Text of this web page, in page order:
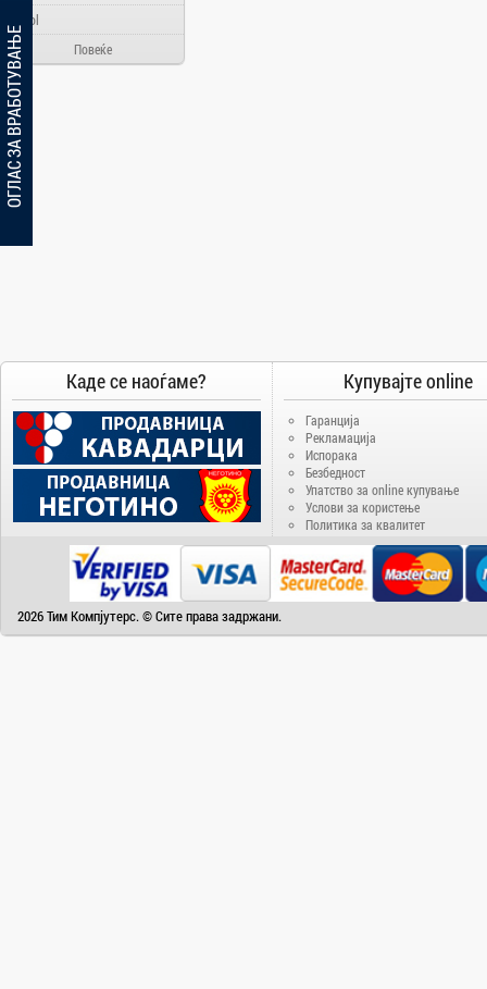
Ainol
Alcatel
Allview
Aloha Day
AMD
AOC
Apache
Blackview
Bosch
Broadlink
Brother
Camry
Cat
Повеќе
ОГЛАС ЗА ВРАБОТУВАЊЕ
Каде се наоѓаме? Купувајте online
Гаранција
Рекламација
Испорака
Безбедност
Упатство за online купување
Услови за користење
Политика за квалитет
2026 Тим Компјутерс. © Сите права задржани.